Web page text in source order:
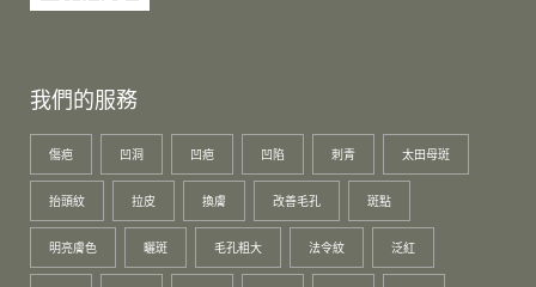
我們的服務
傷疤 凹洞 凹疤 凹陷 刺青 太田母斑
抬頭紋 拉皮 換膚 改善毛孔 斑點
明亮膚色 曬斑 毛孔粗大 法令紋 泛紅